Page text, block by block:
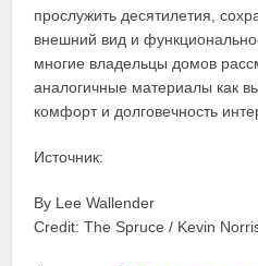
прослужить десятилетия,
внешний вид и
многие владельцы домов
аналогичные материалы как
комфорт и долговечность
Источник:
By Lee Wallender
Credit: The Spruce / Kevin